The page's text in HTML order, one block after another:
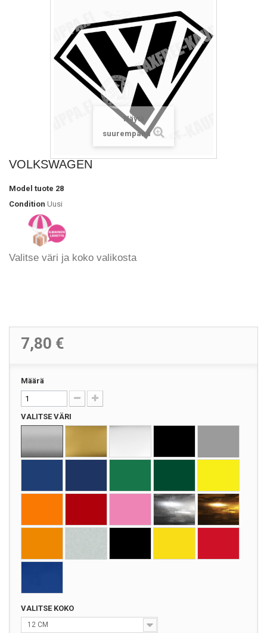
Näytä
suurempana
VOLKSWAGEN
Model tuote 28
Condition Uusi
Valitse väri ja koko valikosta
7,80 €
Määrä
VALITSE VÄRI
VALITSE KOKO
12 CM